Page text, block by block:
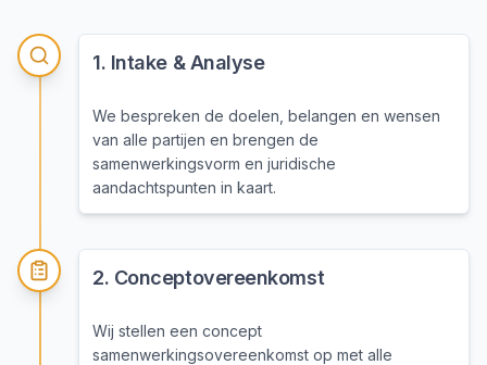
1. Intake & Analyse
We bespreken de doelen, belangen en wensen
van alle partijen en brengen de
samenwerkingsvorm en juridische
aandachtspunten in kaart.
2. Conceptovereenkomst
Wij stellen een concept
samenwerkingsovereenkomst op met alle